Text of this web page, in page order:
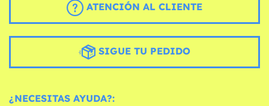
ATENCIÓN AL CLIENTE
SIGUE TU PEDIDO
¿NECESITAS AYUDA?: